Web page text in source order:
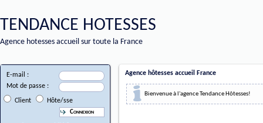
TENDANCE HOTESSES
Agence hotesses accueil sur toute la France
E-mail :
Mot de passe :
Client Hôte/sse
Agence hôtesses accueil France
Bienvenue à l'agence Tendance Hôtesses!